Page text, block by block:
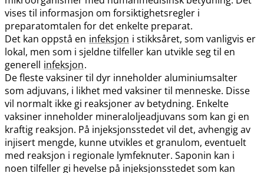
vises til informasjon om forsiktighetsregler i
preparatomtalen for det enkelte preparat.
Det kan oppstå en infeksjon i stikksåret, som vanligvis er
lokal, men som i sjeldne tilfeller kan utvikle seg til en
generell infeksjon.
De fleste vaksiner til dyr inneholder aluminiumsalter
som adjuvans, i likhet med vaksiner til menneske. Disse
vil normalt ikke gi reaksjoner av betydning. Enkelte
vaksiner inneholder mineraloljeadjuvans som kan gi en
kraftig reaksjon. På injeksjonsstedet vil det, avhengig av
injisert mengde, kunne utvikles et granulom, eventuelt
med reaksjon i regionale lymfeknuter. Saponin kan i
noen tilfeller gi hevelse på injeksjonsstedet som kan